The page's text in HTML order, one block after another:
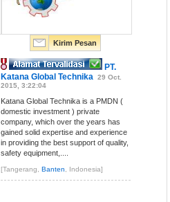
Kirim Pesan
PT.
Katana Global Technika 29 Oct.
2015, 3:22:04
Katana Global Technika is a PMDN (
domestic investment ) private
company, which over the years has
gained solid expertise and experience
in providing the best support of quality,
safety equipment,....
[Tangerang,Banten , Indonesia]